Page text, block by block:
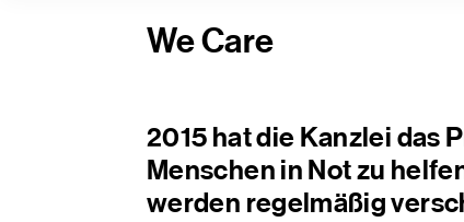
We Care
2015 hat die Kanzlei das
Menschen in Not zu
werden regelmäßig